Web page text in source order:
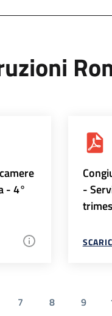
- 4°
-
7 8 9